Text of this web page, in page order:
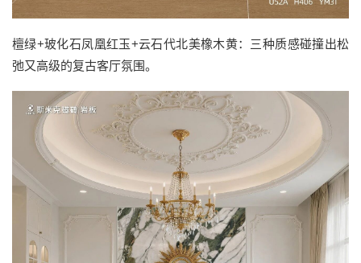
檀绿+玻化石凤凰红玉+云石代北美橡木黄：三种质感碰撞出松
弛又高级的复古客厅氛围。